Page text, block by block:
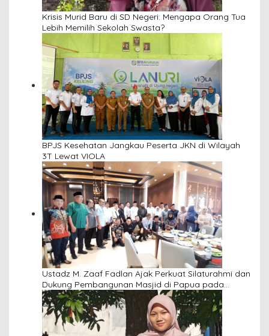
Krisis Murid Baru di SD Negeri: Mengapa Orang Tua
Lebih Memilih Sekolah Swasta?
BPJS Kesehatan Jangkau Peserta JKN di Wilayah
3T Lewat VIOLA
Ustadz M. Zaaf Fadlan Ajak Perkuat Silaturahmi dan
Dukung Pembangunan Masjid di Papua pada
Pengajian Yayasan Alimbas Insan Cita